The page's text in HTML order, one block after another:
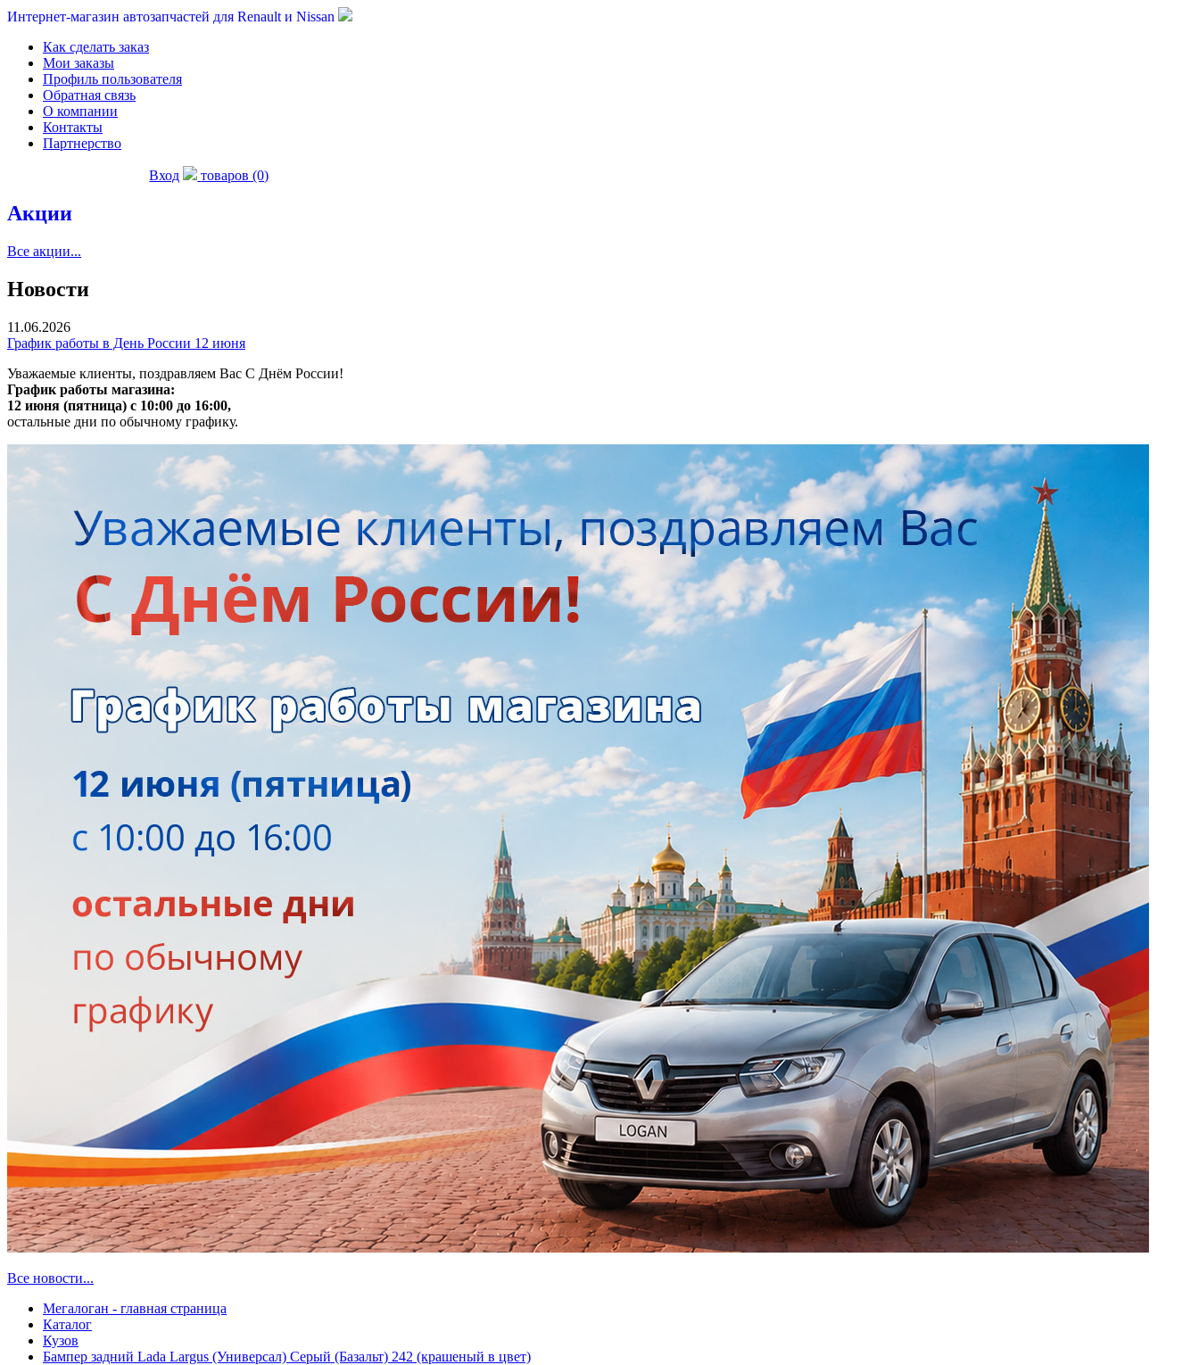
Интернет-магазин автозапчастей для Renault и Nissan
Как сделать заказ
Мои заказы
Профиль пользователя
Обратная связь
О компании
Контакты
Партнерство
Вход товаров (0)
Акции
Все акции...
Новости
11.06.2026
График работы в День России 12 июня
Уважаемые клиенты, поздравляем Вас С Днём России!
График работы магазина:
12 июня (пятница) с 10:00 до 16:00,
остальные дни по обычному графику.
Все новости...
Мегалоган - главная страница
Каталог
Кузов
Бампер задний Lada Largus (Универсал) Серый (Базальт) 242 (крашеный в цвет)